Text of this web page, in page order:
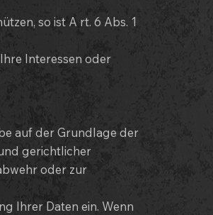
so ist A rt. 6 Abs. 1
Interessen oder
auf der Grundlage der
gerichtlicher
oder zur
Ihrer Daten ein. Wenn